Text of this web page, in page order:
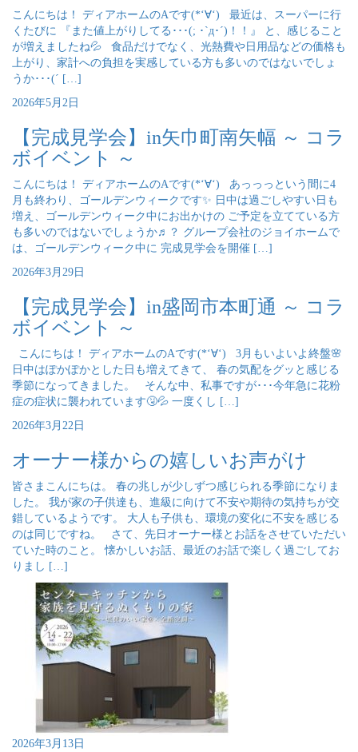
こんにちは！ ディアホームのAです(*‘∀‘) 最近は、スーパーに行
くたびに 『また値上がりしてる･･･(; ･`д･´)！！』 と、感じること
が増えましたね💦 食品だけでなく、光熱費や日用品などの価格も
上がり、家計への負担を実感している方も多いのではないでしょ
うか･･･(´ […]
2026年5月2日
【完成見学会】in矢巾町南矢幅 ～ コラ
ボイベント ～
こんにちは！ ディアホームのAです(*‘∀‘) あっっっという間に4
月も終わり、ゴールデンウィークです✨ 日中は過ごしやすい日も
増え、ゴールデンウィーク中にお出かけの ご予定を立てている方
も多いのではないでしょうか♬？ グループ会社のジョイホームで
は、ゴールデンウィーク中に 完成見学会を開催 […]
2026年3月29日
【完成見学会】in盛岡市本町通 ～ コラ
ボイベント ～
こんにちは！ ディアホームのAです(*‘∀‘) 3月もいよいよ終盤🌸
日中はぽかぽかとした日も増えてきて、 春の気配をグッと感じる
季節になってきました。 そんな中、私事ですが･･･今年急に花粉
症の症状に襲われています🤧💦 一度くし […]
2026年3月22日
オーナー様からの嬉しいお声がけ
皆さまこんにちは。 春の兆しが少しずつ感じられる季節になりま
した。 我が家の子供達も、進級に向けて不安や期待の気持ちが交
錯しているようです。 大人も子供も、環境の変化に不安を感じる
のは同じですね。 さて、先日オーナー様とお話をさせていただい
ていた時のこと。 懐かしいお話、最近のお話で楽しく過ごしてお
りまし […]
2026年3月13日